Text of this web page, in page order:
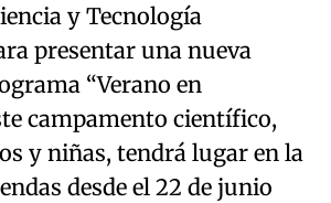
y Tecnología
presentar una nueva
“Verano en
campamento científico,
y niñas, tendrá lugar en la
desde el 22 de junio